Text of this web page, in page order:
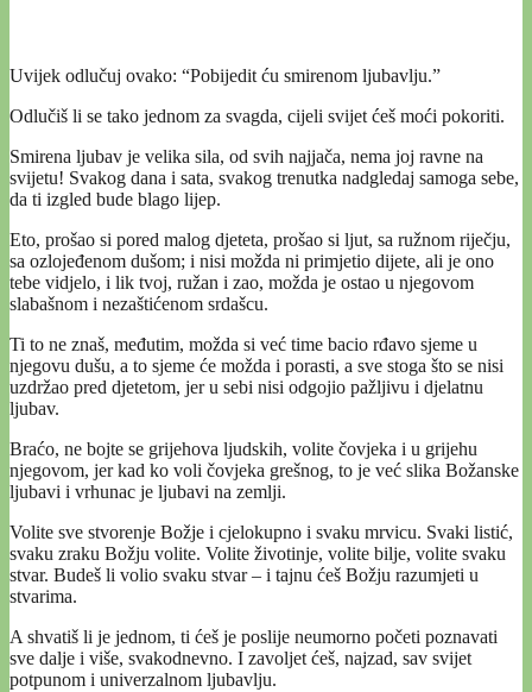
Uvijek odlučuj ovako: “Pobijedit ću smirenom ljubavlju.”
Odlučiš li se tako jednom za svagda, cijeli svijet ćeš moći pokoriti.
Smirena ljubav je velika sila, od svih najjača, nema joj ravne na
svijetu! Svakog dana i sata, svakog trenutka nadgledaj samoga sebe,
da ti izgled bude blago lijep.
Eto, prošao si pored malog djeteta, prošao si ljut, sa ružnom riječju,
sa ozlojeđenom dušom; i nisi možda ni primjetio dijete, ali je ono
tebe vidjelo, i lik tvoj, ružan i zao, možda je ostao u njegovom
slabašnom i nezaštićenom srdašcu.
Ti to ne znaš, međutim, možda si već time bacio rđavo sjeme u
njegovu dušu, a to sjeme će možda i porasti, a sve stoga što se nisi
uzdržao pred djetetom, jer u sebi nisi odgojio pažljivu i djelatnu
ljubav.
Braćo, ne bojte se grijehova ljudskih, volite čovjeka i u grijehu
njegovom, jer kad ko voli čovjeka grešnog, to je već slika Božanske
ljubavi i vrhunac je ljubavi na zemlji.
Volite sve stvorenje Božje i cjelokupno i svaku mrvicu. Svaki listić,
svaku zraku Božju volite. Volite životinje, volite bilje, volite svaku
stvar. Budeš li volio svaku stvar – i tajnu ćeš Božju razumjeti u
stvarima.
A shvatiš li je jednom, ti ćeš je poslije neumorno početi poznavati
sve dalje i više, svakodnevno. I zavoljet ćeš, najzad, sav svijet
potpunom i univerzalnom ljubavlju.